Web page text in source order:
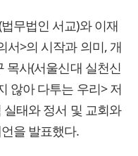
무법인 서교)와 이재
서>의 시작과 의미, 개
목사(서울신대 실천신
않아 다투는 우리> 저
태와 정서 및 교회와
을 발표했다.